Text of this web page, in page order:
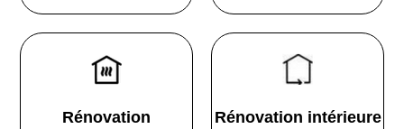
Rénovation
Rénovation intérieure